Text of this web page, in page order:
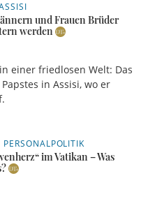
und Frauen Brüder
werden
einer friedlosen Welt: Das
in Assisi, wo er
PERSONALPOLITIK
im Vatikan – Was